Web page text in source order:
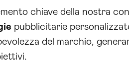
chiave della nostra
pubblicitarie
del marchio,